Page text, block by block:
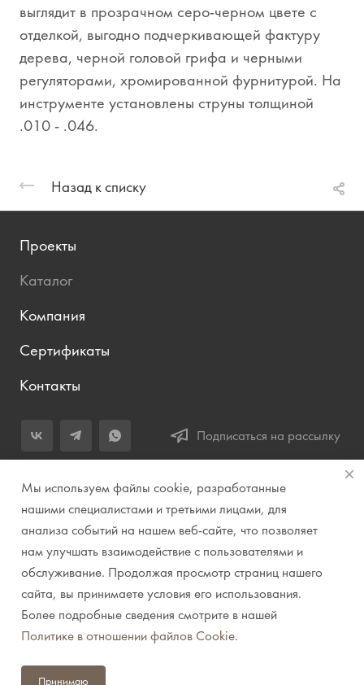
выглядит в прозрачном серо-черном цвете с
отделкой, выгодно подчеркивающей фактуру
дерева, черной головой грифа и черными
регуляторами, хромированной фурнитурой. На
инструменте установлены струны толщиной
.010 - .046.
Назад к списку
Проекты
Каталог
Компания
Сертификаты
Контакты
Подписаться на рассылку
+7 (343) 283-04-11
Заказать звонок
info@prirodazvuka.ru
620144, г. Екатеринбург, ул. Хохрякова, д. 98, салон 27, ТЦ
«Весенний», 2 этаж, Центральный вход с ул. Куйбышева
© 2007-2026 Компания "Природа звука" // Звук. Свет.
Видео. Комплексные решения. Музыкальные
инструменты
Мы используем файлы cookie, разработанные
нашими специалистами и третьими лицами, для
анализа событий на нашем веб-сайте, что позволяет
нам улучшать взаимодействие с пользователями и
обслуживание. Продолжая просмотр страниц нашего
сайта, вы принимаете условия его использования.
Более подробные сведения смотрите в нашей
Политике в отношении файлов Cookie.
Принимаю